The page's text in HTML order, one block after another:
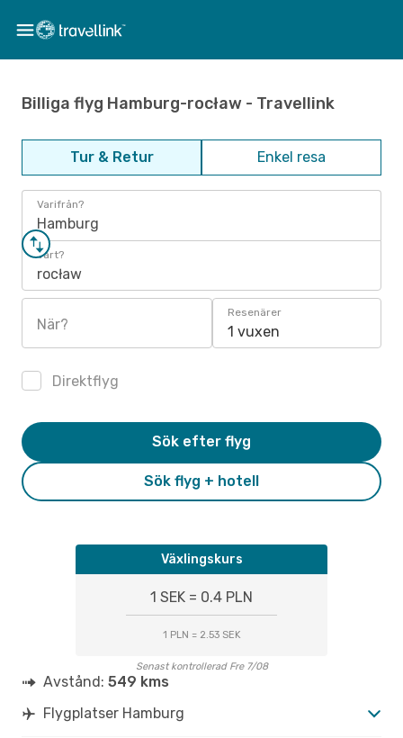
Billiga flyg Hamburg-rocław - Travellink
Tur & Retur Enkel resa
Varifrån?
Hamburg
Vart?
rocław
När?
Resenärer
1 vuxen
Direktflyg
Sök flyg + hotell
Sök efter flyg
Växlingskurs
1 SEK = 0.4 PLN
1 PLN = 2.53 SEK
Senast kontrollerad Fre 7/08
Avstånd: 549 kms
Flygplatser Hamburg